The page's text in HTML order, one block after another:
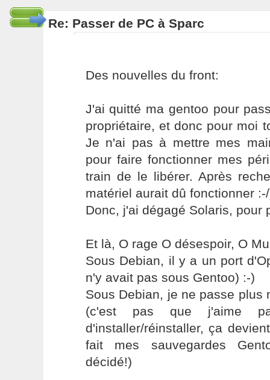
Re: Passer de PC à Sparc
Des nouvelles du front:
J'ai quitté ma gentoo pour
propriétaire, et donc pour moi
Je n'ai pas à mettre mes
pour faire fonctionner mes
train de le libérer. Après
matériel aurait dû fonctionner
Donc, j'ai dégagé Solaris, pour
Et là, O rage O désespoir, O
Sous Debian, il y a un port
n'y avait pas sous Gentoo) :-)
Sous Debian, je ne passe plus
(c'est pas que j'aime
d'installer/réinstaller, ça
fait mes sauvegardes
décidé!)